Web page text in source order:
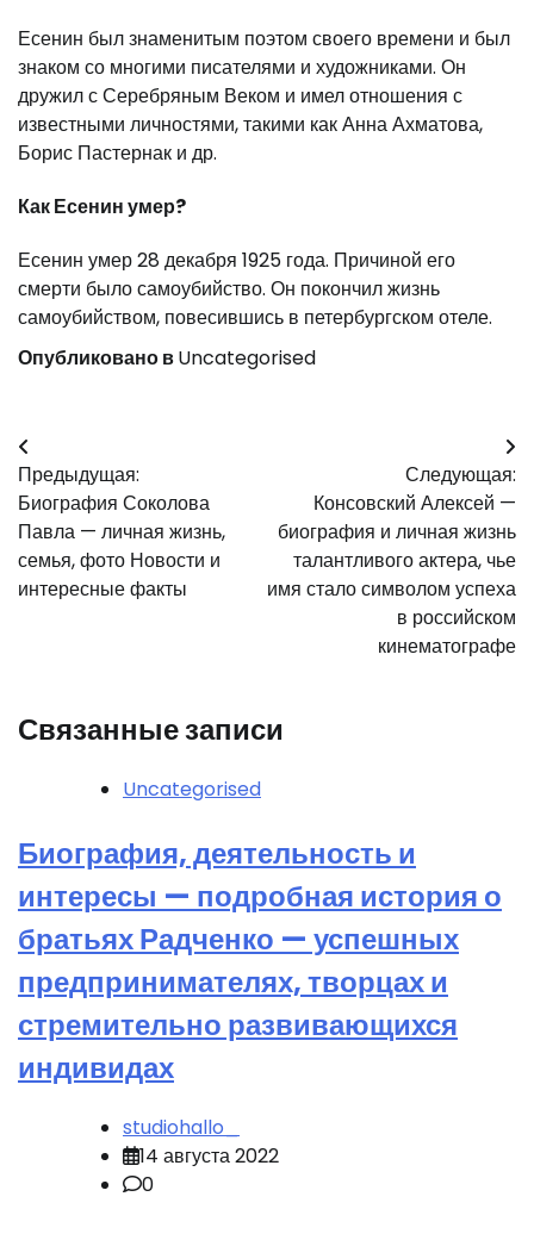
Есенин был знаменитым поэтом своего времени и был
знаком со многими писателями и художниками. Он
дружил с Серебряным Веком и имел отношения с
известными личностями, такими как Анна Ахматова,
Борис Пастернак и др.
Как Есенин умер?
Есенин умер 28 декабря 1925 года. Причиной его
смерти было самоубийство. Он покончил жизнь
самоубийством, повесившись в петербургском отеле.
Опубликовано вUncategorised
Навигация
по
записям
Предыдущая:
Биография Соколова
Павла — личная жизнь,
семья, фото Новости и
интересные факты
Следующая:
Консовский Алексей —
биография и личная жизнь
талантливого актера, чье
имя стало символом успеха
в российском
кинематографе
Связанные записи
Uncategorised
Биография, деятельность и
интересы — подробная история о
братьях Радченко — успешных
предпринимателях, творцах и
стремительно развивающихся
индивидах
studiohallo_
14 августа 2022
0